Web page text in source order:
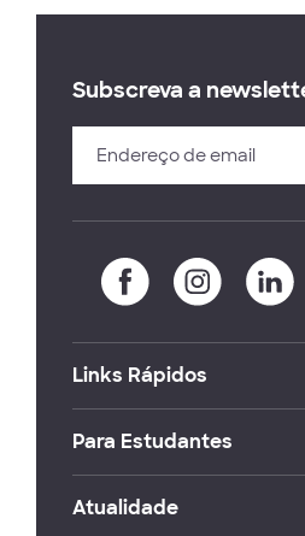
Subscreva a
Links Rápidos
Para Estudantes
Atualidade